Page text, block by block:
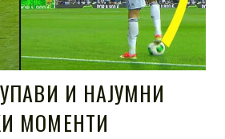
И НАЈУМНИ
МОМЕНТИ